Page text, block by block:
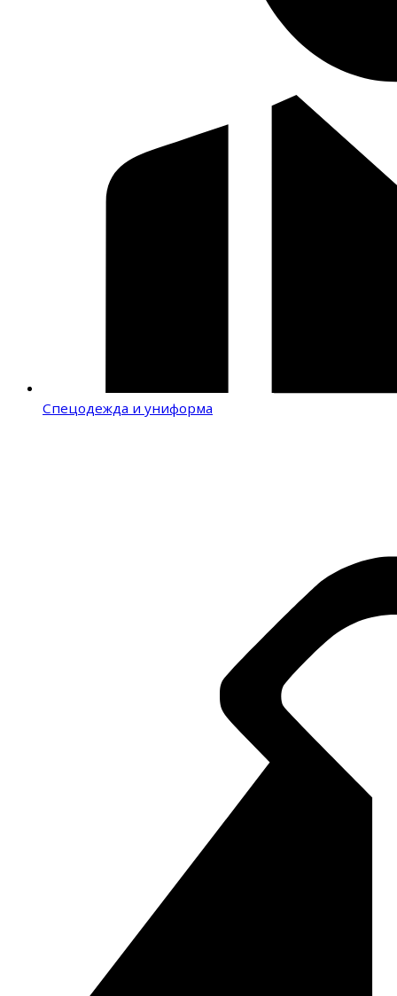
Спецодежда и униформа